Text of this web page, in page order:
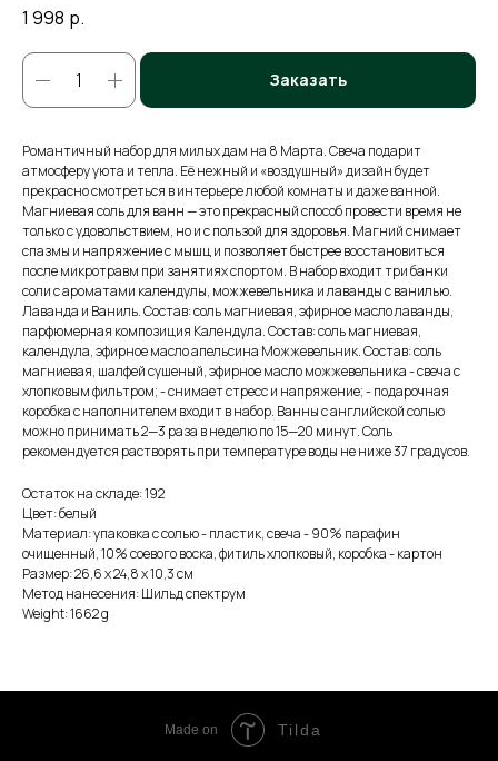
1 998 р.
Заказать
Романтичный набор для милых дам на 8 Марта. Свеча подарит
атмосферу уюта и тепла. Её нежный и «воздушный» дизайн будет
прекрасно смотреться в интерьере любой комнаты и даже ванной.
Магниевая соль для ванн — это прекрасный способ провести время не
только с удовольствием, но и с пользой для здоровья. Магний снимает
спазмы и напряжение с мышц и позволяет быстрее восстановиться
после микротравм при занятиях спортом. В набор входит три банки
соли с ароматами календулы, можжевельника и лаванды с ванилью.
Лаванда и Ваниль. Состав: соль магниевая, эфирное масло лаванды,
парфюмерная композиция Календула. Состав: соль магниевая,
календула, эфирное масло апельсина Можжевельник. Состав: соль
магниевая, шалфей сушеный, эфирное масло можжевельника - свеча с
хлопковым фильтром; - снимает стресс и напряжение; - подарочная
коробка с наполнителем входит в набор. Ванны с английской солью
можно принимать 2—3 раза в неделю по 15—20 минут. Соль
рекомендуется растворять при температуре воды не ниже 37 градусов.
Остаток на складе: 192
Цвет: белый
Материал: упаковка с солью - пластик, свеча - 90% парафин
очищенный, 10% соевого воска, фитиль хлопковый, коробка - картон
Размер: 26,6 х 24,8 х 10,3 см
Метод нанесения: Шильд спектрум
Weight: 1662 g
Made on Tilda